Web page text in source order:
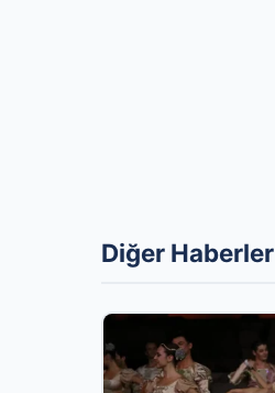
Diğer Haberler